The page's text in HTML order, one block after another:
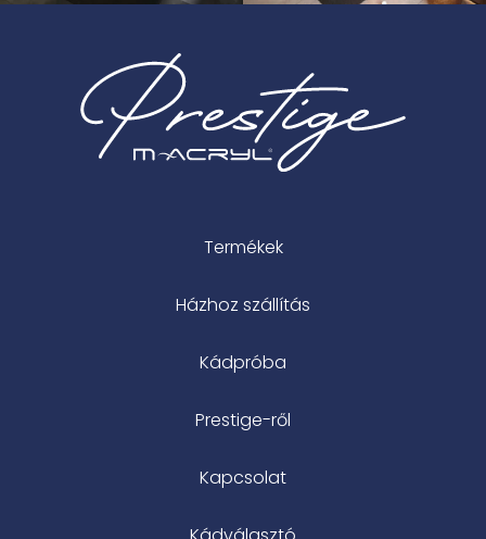
Termékek
Házhoz szállítás
Kádpróba
Prestige-ről
Kapcsolat